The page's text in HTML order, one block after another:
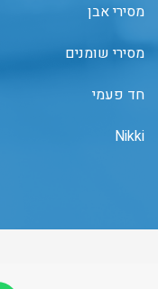
מסירי אבן
מסירי שומנים
חד פעמי
Nikki